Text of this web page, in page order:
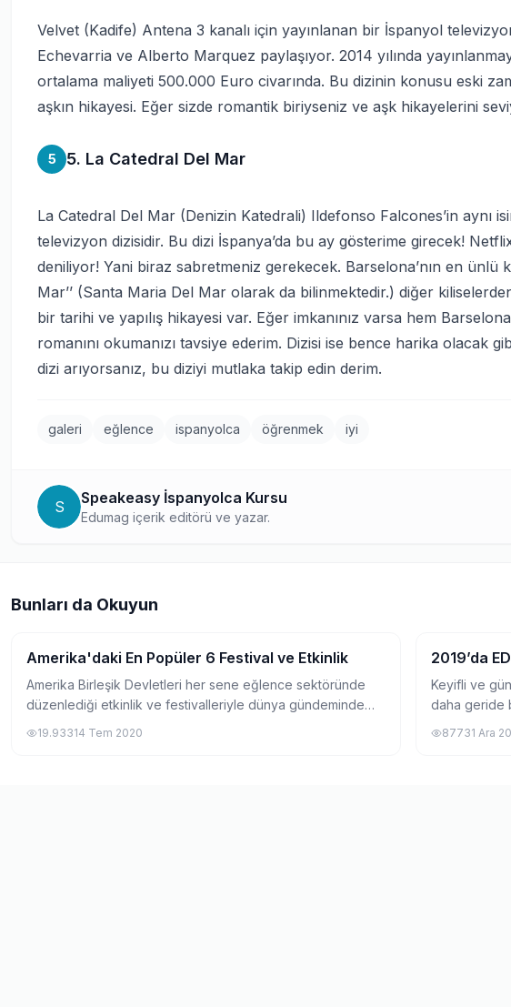
Velvet (Kadife) Antena 3 kanalı için yayınlanan bir İspanyol
Echevarria ve Alberto Marquez paylaşıyor. 2014 yılında
ortalama maliyeti 500.000 Euro civarında. Bu dizinin konusu eski
aşkın hikayesi. Eğer sizde romantik biriyseniz ve aşk hikayelerini
5 5. La Catedral Del Mar
La Catedral Del Mar (Denizin Katedrali) Ildefonso Falcones’in aynı
televizyon dizisidir. Bu dizi İspanya’da bu ay gösterime girecek!
deniliyor! Yani biraz sabretmeniz gerekecek. Barselona’nın en ünlü
Mar’’ (Santa Maria Del Mar olarak da bilinmektedir.) diğer
bir tarihi ve yapılış hikayesi var. Eğer imkanınız varsa hem
romanını okumanızı tavsiye ederim. Dizisi ise bence harika olacak
dizi arıyorsanız, bu diziyi mutlaka takip edin derim.
galeri eğlence ispanyolca öğrenmek iyi
S Speakeasy İspanyolca Kursu
Edumag içerik editörü ve yazar.
Bunları da Okuyun
Eğlence
Amerika'daki En Popüler 6 Festival ve Etkinlik
Amerika Birleşik Devletleri her sene eğlence sektöründe
düzenlediği etkinlik ve festivalleriyle dünya gündeminde
19.93314 Tem 2020
Eğlence
2019’da
Keyifli ve
daha geride
87731 Ara